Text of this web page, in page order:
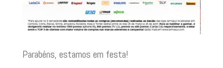
Parabéns, estamos em festa!